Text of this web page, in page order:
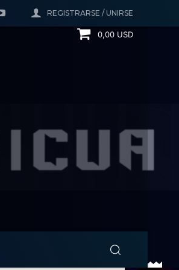
REGISTRARSE / UNIRSE
0,00 USD